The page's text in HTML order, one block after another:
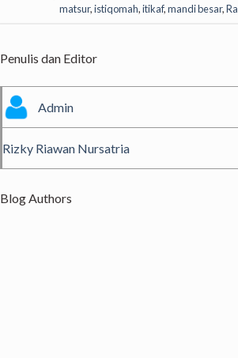
matsur,istiqomah,itikaf,mandi besar,
Penulis dan Editor
Admin
Rizky Riawan Nursatria
Blog Authors